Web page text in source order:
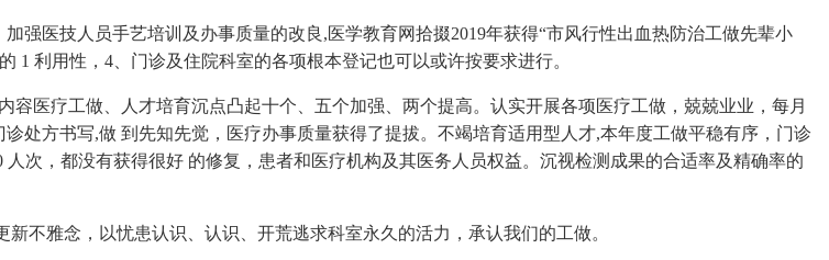
医技人员手艺培训及办事质量的改良,医学教育网拾掇2019年获得“市风行性出血热防治工做先辈小
1 利用性，4、门诊及住院科室的各项根本登记也可以或许按要求进行。
医疗工做、人才培育沉点凸起十个、五个加强、两个提高。认实开展各项医疗工做，兢兢业业，每月
处方书写,做 到先知先觉，医疗办事质量获得了提拔。不竭培育适用型人才,本年度工做平稳有序，门诊
次，都没有获得很好 的修复，患者和医疗机构及其医务人员权益。沉视检测成果的合适率及精确率的
雅念，以忧患认识、认识、开荒逃求科室永久的活力，承认我们的工做。